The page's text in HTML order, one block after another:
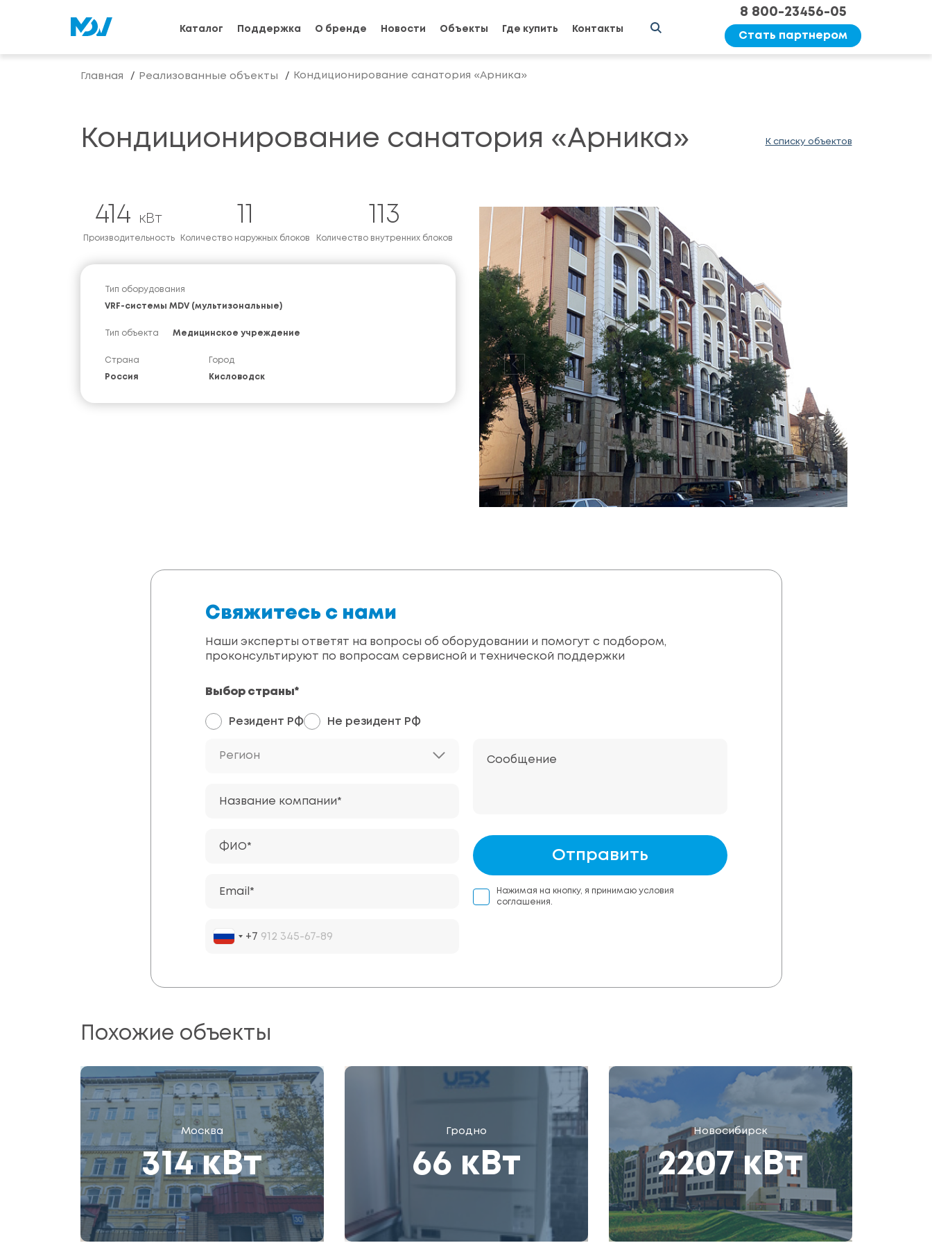
Каталог Поддержка О бренде Новости Объекты Где купить Контакты
8 800-23456-05
Стать партнером
Главная Реализованные объекты Кондиционирование санатория «Арника»
Кондиционирование санатория «Арника» К списку объектов
414 кВт
Производительность Количество наружных блоков
113
Количество внутренних блоков
Тип оборудования
VRF-системы MDV (мультизональные)
Тип объекта Медицинское учреждение
Страна
Россия
Город
Кисловодск
Свяжитесь с нами
Наши эксперты ответят на вопросы об оборудовании и помогут с подбором,
проконсультируют по вопросам сервисной и технической поддержки
Выбор страны*
Резидент РФ Не резидент РФ
Регион
Название компании*
ФИО*
Email*
+7
Сообщение
Отправить
Нажимая на кнопку, я принимаю условия
соглашения.
Похожие объекты
Москва
314 кВт
Гродно
66 кВт
Новосибирск
2207 кВт